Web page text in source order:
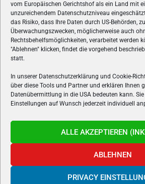
vom Europäischen Gerichtshof als ein Land mit
unzureichendem Datenschutzniveau
das Risiko, dass Ihre Daten durch US-Behörden,
Überwachungszwecken, möglicherweise auch
Rechtsbehelfsmöglichkeiten, verarbeitet werden
"Ablehnen" klicken, findet die vorgehend
statt.
In unserer Datenschutzerklärung und Cookie-
über diese Tools und Partner und erklären Ihnen
Datenübermittlung in die USA bedeuten kann.
Einstellungen auf Wunsch jederzeit individuell
ALLE AKZEPTIEREN
ABLEHNEN
PRIVACY
VON GAMERN, FÜR GAMER! Gamers.at
Spielemagazin Österreichs und bringt
Reviews und Videos zu PC- und
Hardware und aus der Welt
FOLGE UNS